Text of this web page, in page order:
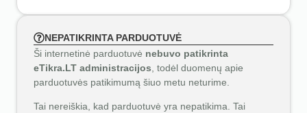
NEPATIKRINTA PARDUOTUVĖ
Ši internetinė parduotuvė nebuvo patikrinta
eTikra.LT administracijos , todėl duomenų apie
parduotuvės patikimumą šiuo metu neturime.
Tai nereiškia, kad parduotuvė yra nepatikima. Tai